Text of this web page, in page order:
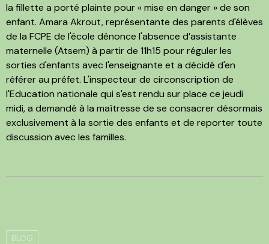
la fillette a porté plainte pour « mise en danger » de son
enfant. Amara Akrout, représentante des parents d'élèves
de la FCPE de l'école dénonce l'absence d’assistante
maternelle (Atsem) à partir de 11h15 pour réguler les
sorties d'enfants avec l'enseignante et a décidé d'en
référer au préfet. L'inspecteur de circonscription de
l'Education nationale qui s'est rendu sur place ce jeudi
midi, a demandé à la maîtresse de se consacrer désormais
exclusivement à la sortie des enfants et de reporter toute
discussion avec les familles.
BLOG